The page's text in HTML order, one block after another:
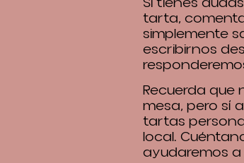
tarta,
simplemente
escribirnos
Recuerda que
mesa, pero sí
tartas
local.
ayudaremos